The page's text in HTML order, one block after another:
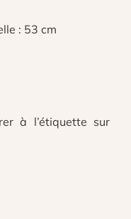
: 53 cm
à l’étiquette sur